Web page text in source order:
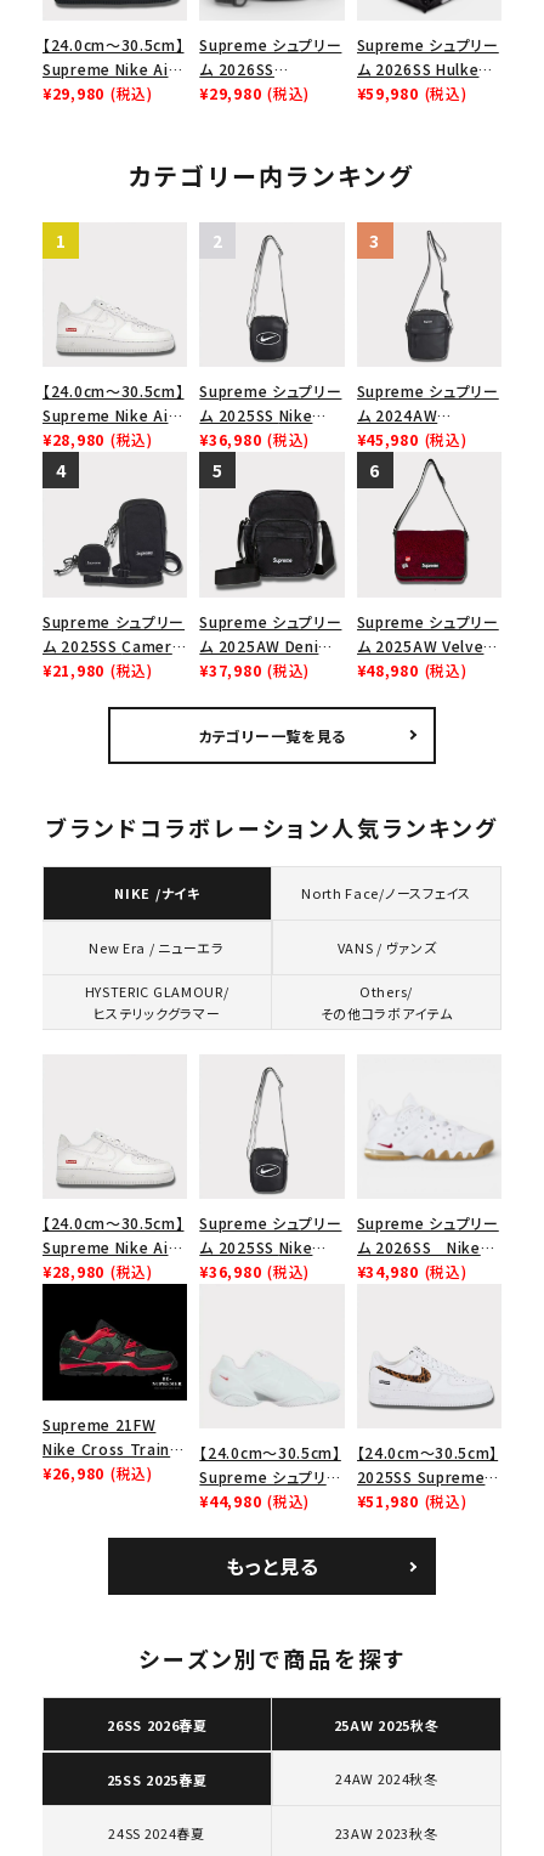
キーワードから探す
【24.0cm～30.5cm】
Supreme Nike Air
Force 1 Low シュプ
ューズ ブラック
¥29,980 (税込)
Supreme シュプリー
ム 2026SS
Shoulder Bag ショ
¥29,980 (税込)
Supreme シュプリー
ム 2026SS Hulken
Rolling Tote
ブラック
¥59,980 (税込)
カテゴリー内ランキング
【24.0cm～30.5cm】
Supreme Nike Air
Force 1 Low シュプ
リーム ナイキエアフォ
ース１スニーカー シ
ューズ ホワイト
¥28,980 (税込)
Supreme シュプリー
ム 2025SS Nike
Leather Shoulder
Bag ナイキレザーシ
ョルダーバッグ ブラッ
¥36,980 (税込)
Supreme シュプリー
ム 2024AW
Leather Shoulder
Bag レザーショルダ
ーバッグ ブラック 黒
¥45,980 (税込)
Supreme シュプリー
ム 2025SS Camera
Bag + Mini Pouch
¥21,980 (税込)
Supreme シュプリー
ム 2025AW Denim
Shoulder Bag デニ
¥37,980 (税込)
Supreme シュプリー
ム 2025AW Velvet
Small Messenger
バッグ レッドレオパー
ド
¥48,980 (税込)
カテゴリー一覧を見る
ブランドコラボレーション人気ランキング
NIKE /ナイキ North Face/ノースフェイス
New Era / ニューエラ VANS / ヴァンズ
HYSTERIC GLAMOUR/
ヒステリックグラマー
Others/
その他コラボアイテム
【24.0cm～30.5cm】
Supreme Nike Air
Force 1 Low シュプ
ース１スニーカー シ
ューズ ホワイト
¥28,980 (税込)
Supreme シュプリー
ム 2025SS Nike
Leather Shoulder
¥36,980 (税込)
Supreme シュプリー
ム 2026SS Nike
SB Air Max 2 CB 94
ロー SP ホワイト
¥34,980 (税込)
Supreme 21FW
Nike Cross Trainer
Low ナイキクロスト
¥26,980 (税込)
【24.0cm～30.5cm】
Supreme シュプリー
ム 2023AW Nike
カー ホワイト 白
¥44,980 (税込)
【24.0cm～30.5cm】
2025SS Supreme
GOODENOUGH
ムグッドイナフ ナイキ
エアフォース１スニー
ト
¥51,980 (税込)
もっと見る
シーズン別で商品を探す
26SS 2026春夏 25AW 2025秋冬
25SS 2025春夏 24AW 2024秋冬
24SS 2024春夏 23AW 2023秋冬